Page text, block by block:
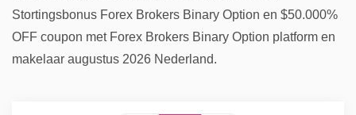
Stortingsbonus Forex Brokers Binary Option en $50.000%
OFF coupon met Forex Brokers Binary Option platform en
makelaar augustus 2026 Nederland.